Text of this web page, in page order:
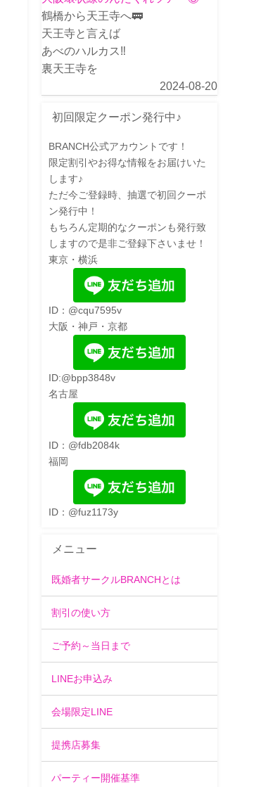
鶴橋から天王寺へ🚃
天王寺と言えば
あべのハルカス‼️
裏天王寺を
2024-08-20
初回限定クーポン発行中♪
BRANCH公式アカウントです！
限定割引やお得な情報をお届けいた
します♪
ただ今ご登録時、抽選で初回クーポ
ン発行中！
もちろん定期的なクーポンも発行致
しますので是非ご登録下さいませ！
東京・横浜
ID：@cqu7595v
大阪・神戸・京都
ID:@bpp3848v
名古屋
ID：@fdb2084k
福岡
ID：@fuz1173y
メニュー
既婚者サークルBRANCHとは
割引の使い方
ご予約～当日まで
LINEお申込み
会場限定LINE
提携店募集
パーティー開催基準